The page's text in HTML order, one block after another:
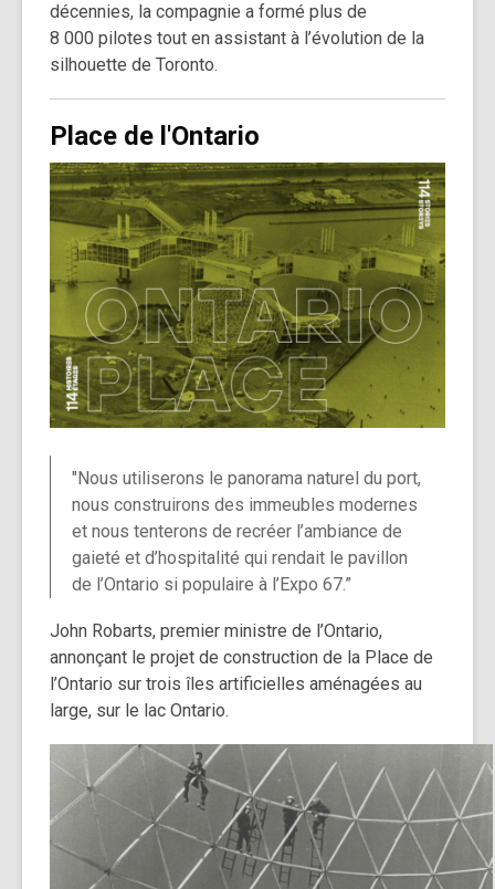
décennies, la compagnie a formé plus de
8 000 pilotes tout en assistant à l’évolution de la
silhouette de Toronto.
Place de l'Ontario
" Nous utiliserons le panorama naturel du port,
nous construirons des immeubles modernes
et nous tenterons de recréer l’ambiance de
gaieté et d’hospitalité qui rendait le pavillon
de l’Ontario si populaire à l’Expo 67.”
John Robarts, premier ministre de l’Ontario,
annonçant le projet de construction de la Place de
l’Ontario sur trois îles artificielles aménagées au
large, sur le lac Ontario.